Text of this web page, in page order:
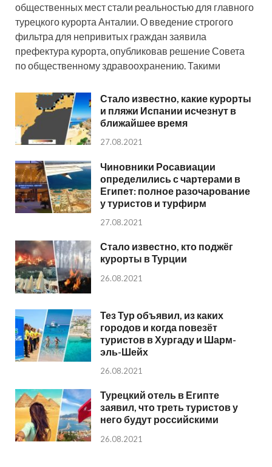
общественных мест стали реальностью для главного
турецкого курорта Анталии. О введение строгого
фильтра для непривитых граждан заявила
префектура курорта, опубликовав решение Совета
по общественному здравоохранению. Такими
Стало известно, какие курорты
и пляжи Испании исчезнут в
ближайшее время
27.08.2021
Чиновники Росавиации
определились с чартерами в
Египет: полное разочарование
у туристов и турфирм
27.08.2021
Стало известно, кто поджёг
курорты в Турции
26.08.2021
Тез Тур объявил, из каких
городов и когда повезёт
туристов в Хургаду и Шарм-
эль-Шейх
26.08.2021
Турецкий отель в Египте
заявил, что треть туристов у
него будут российскими
26.08.2021